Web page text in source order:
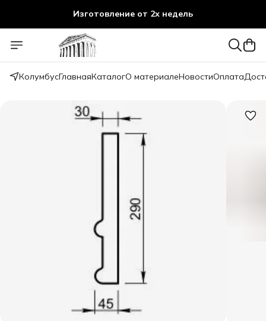
КолумбусГлавнаяКаталогО материалеНовостиОплата